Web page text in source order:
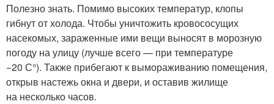
Полезно знать. Помимо высоких температур, клопы
гибнут от холода. Чтобы уничтожить кровососущих
насекомых, зараженные ими вещи выносят в морозную
погоду на улицу (лучше всего — при температуре
−20 С°). Также прибегают к вымораживанию помещения,
открыв настежь окна и двери, и оставив жилище
на несколько часов.